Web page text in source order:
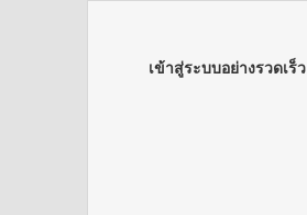
เข้าสู่ระบบอย่างรวดเร็ว